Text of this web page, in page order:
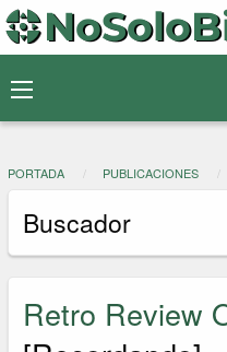
PORTADA PUBLICACIONES
Buscador
Retro Review